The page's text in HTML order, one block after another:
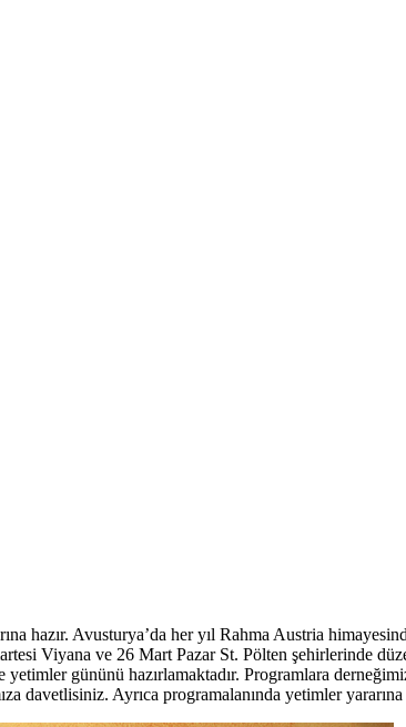
hazır. Avusturya’da her yıl Rahma Austria
Viyana ve 26 Mart Pazar St. Pölten şehirlerinde
gününü hazırlamaktadır. Programlara
Ayrıca programalanında yetimler yararına